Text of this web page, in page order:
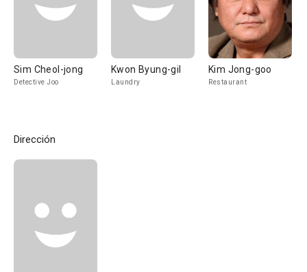
Sim Cheol-jong
Detective Joo
Kwon Byung-gil
Laundry
Kim Jong-goo
Restaurant
Dirección